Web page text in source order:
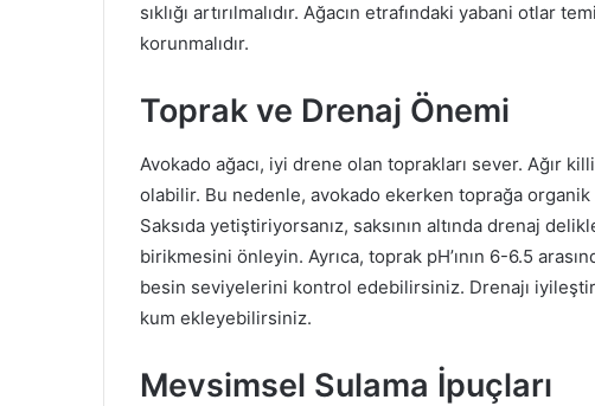
sıklığı artırılmalıdır. Ağacın etrafındaki yabani otlar
korunmalıdır.
Toprak ve Drenaj Önemi
Avokado ağacı, iyi drene olan toprakları sever. Ağır
olabilir. Bu nedenle, avokado ekerken toprağa
Saksıda yetiştiriyorsanız, saksının altında drenaj
birikmesini önleyin. Ayrıca, toprak pH’ının 6-6.5
besin seviyelerini kontrol edebilirsiniz. Drenajı
kum ekleyebilirsiniz.
Mevsimsel Sulama İpuçları